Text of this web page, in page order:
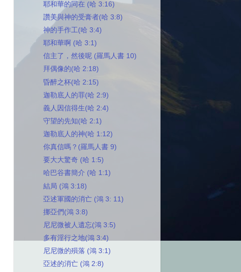
耶和華的同在 (哈 3:16)
讚美與神的受膏者(哈 3:8)
神的手作工(哈 3:4)
耶和華啊 (哈 3:1)
信主了，然後呢 (羅馬人書 10)
拜偶像的(哈 2:18)
昏醉之杯(哈 2:15)
迦勒底人的罪(哈 2:9)
義人因信得生(哈 2:4)
守望的先知(哈 2:1)
迦勒底人的神(哈 1:12)
你真信嗎？(羅馬人書 9)
要大大驚奇 (哈 1:5)
哈巴谷書簡介 (哈 1:1)
結局 (鴻 3:18)
亞述軍國的消亡 (鴻 3: 11)
挪亞們(鴻 3:8)
尼尼微被人遺忘(鴻 3:5)
多有淫行之地(鴻 3:4)
尼尼微的殞落 (鴻 3:1)
亞述的消亡 (鴻 2:8)